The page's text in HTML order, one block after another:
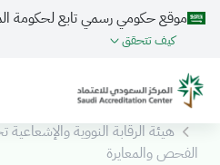
موقع حكومي رسمي تابع لحكومة
كيف تتحقق
الرئيسية المركز الاعلامي
هيئة الرقابة النووية
الفحص والمعايرة